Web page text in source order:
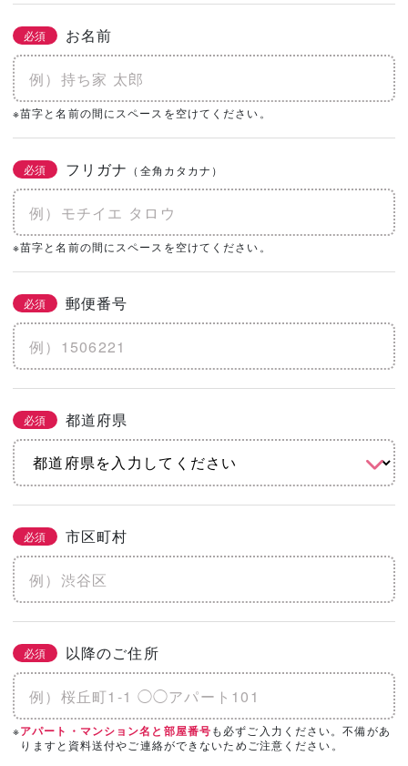
必須 お名前
※苗字と名前の間にスペースを空けてください。
必須 フリガナ （全角カタカナ）
※苗字と名前の間にスペースを空けてください。
必須 郵便番号
必須 都道府県
必須 市区町村
必須 以降のご住所
※アパート・マンション名と部屋番号も必ずご入力ください。不備があ
りますと資料送付やご連絡ができないためご注意ください。